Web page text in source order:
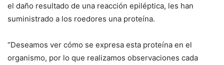
el daño resultado de una reacción epiléptica, les han
suministrado a los roedores una proteína.
“Deseamos ver cómo se expresa esta proteína en el
organismo, por lo que realizamos observaciones cada